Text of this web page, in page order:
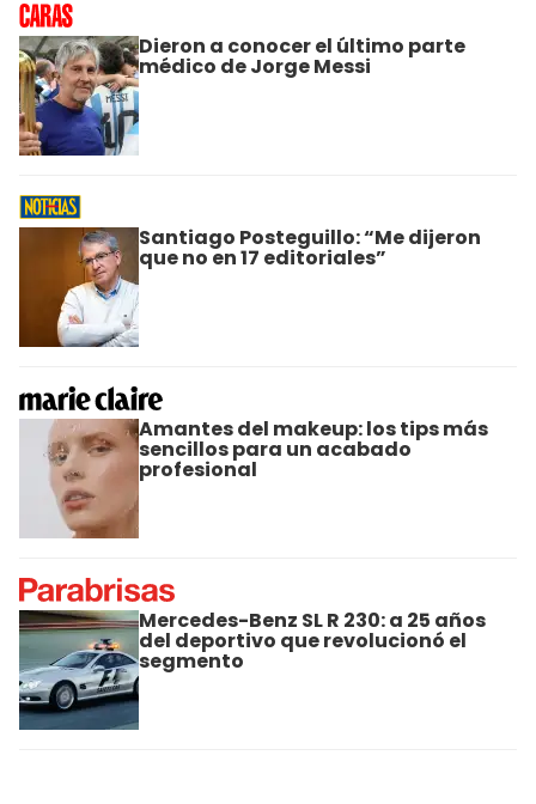
Dieron a conocer el último parte
médico de Jorge Messi
Santiago Posteguillo: “Me dijeron
que no en 17 editoriales”
Amantes del makeup: los tips más
sencillos para un acabado
profesional
Mercedes-Benz SL R 230: a 25 años
del deportivo que revolucionó el
segmento